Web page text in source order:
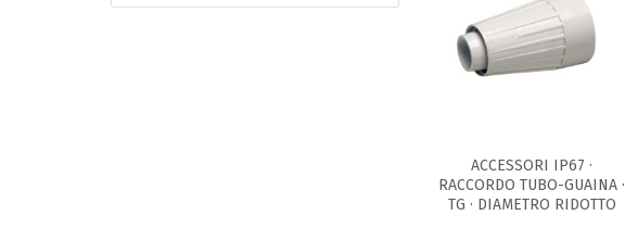
ACCESSORI IP67 ·
RACCORDO TUBO-GUAINA ·
TG · DIAMETRO RIDOTTO